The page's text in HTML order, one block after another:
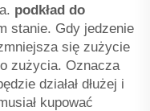
podkład do
stanie. Gdy jedzenie
się zużycie
zużycia. Oznacza
działał dłużej i
kupować